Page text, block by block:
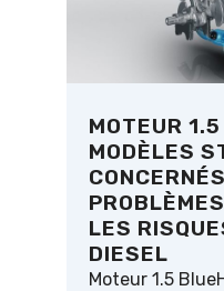
MOTEUR
MODÈLES
LES
DIESEL
Moteur 1.5